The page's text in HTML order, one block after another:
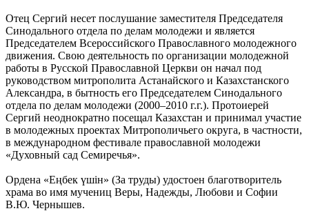
Отец Сергий несет послушание заместителя Председателя
Синодального отдела по делам молодежи и является
Председателем Всероссийского Православного молодежного
движения. Свою деятельность по организации молодежной
работы в Русской Православной Церкви он начал под
руководством митрополита Астанайского и Казахстанского
Александра, в бытность его Председателем Синодального
отдела по делам молодежи (2000–2010 г.г.). Протоиерей
Сергий неоднократно посещал Казахстан и принимал участие
в молодежных проектах Митрополичьего округа, в частности,
в международном фестивале православной молодежи
«Духовный сад Семиречья».
Ордена «Еңбек үшін» (За труды) удостоен благотворитель
храма во имя мучениц Веры, Надежды, Любови и Софии
В.Ю. Чернышев.